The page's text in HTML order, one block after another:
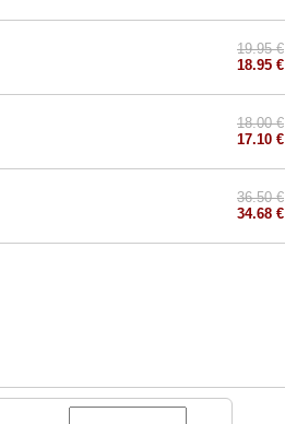
19.95 €
18.95 €
18.00 €
17.10 €
36.50 €
34.68 €